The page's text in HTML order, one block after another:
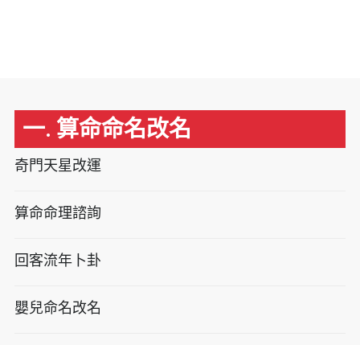
一. 算命命名改名
奇門天星改運
算命命理諮詢
回客流年卜卦
嬰兒命名改名